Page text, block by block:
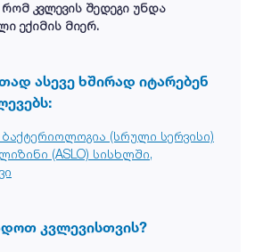
კვლევის შედეგი უნდა
ექიმის მიერ.
ასევე ხშირად იტარებენ
ბაქტერიოლოგია (სრული სერვისი)
(ASLO) სისხლში,
კვლევისთვის?